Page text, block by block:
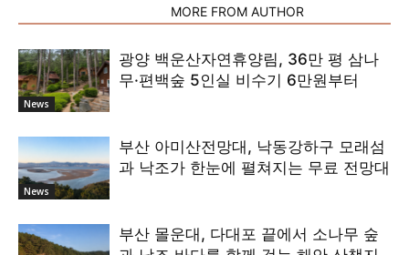
MORE FROM AUTHOR
News
광양 백운산자연휴양림, 36만 평 삼나
무·편백숲 5인실 비수기 6만원부터
News
부산 아미산전망대, 낙동강하구 모래섬
과 낙조가 한눈에 펼쳐지는 무료 전망대
부산 몰운대, 다대포 끝에서 소나무 숲